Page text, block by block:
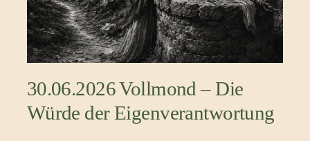
30.06.2026 Vollmond – Die
Würde der Eigenverantwortung